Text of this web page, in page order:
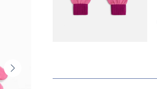
Vignette